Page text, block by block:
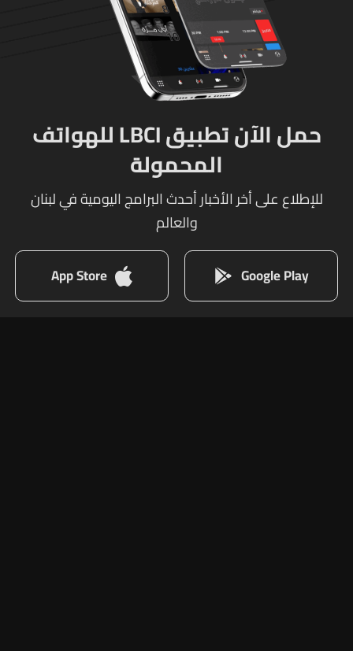
حمل الآن تطبيق LBCI للهواتف
المحمولة
للإطلاع على أخر الأخبار أحدث البرامج اليومية في لبنان
والعالم
Google Play
App Store